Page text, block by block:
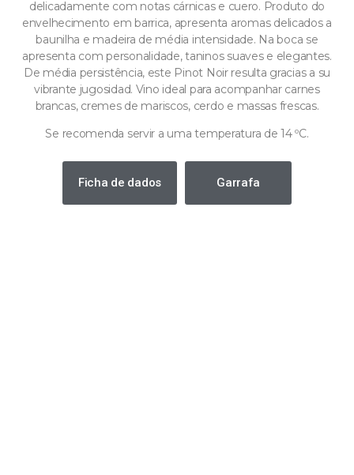
delicadamente com notas cárnicas e cuero. Produto do
envelhecimento em barrica, apresenta aromas delicados a
baunilha e madeira de média intensidade. Na boca se
apresenta com personalidade, taninos suaves e elegantes.
De média persistência, este Pinot Noir resulta gracias a su
vibrante jugosidad. Vino ideal para acompanhar carnes
brancas, cremes de mariscos, cerdo e massas frescas.
Se recomenda servir a uma temperatura de 14 ºC.
Ficha de dados Garrafa